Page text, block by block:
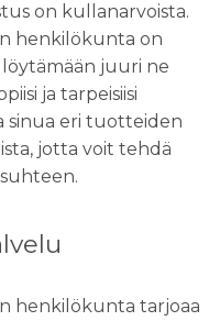
on kullanarvoista.
henkilökunta on
juuri ne
ja tarpeisiisi
sinua eri tuotteiden
jotta voit tehdä
henkilökunta tarjoaa